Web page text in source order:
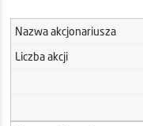
Nazwa akcjonariusza
Liczba akcji